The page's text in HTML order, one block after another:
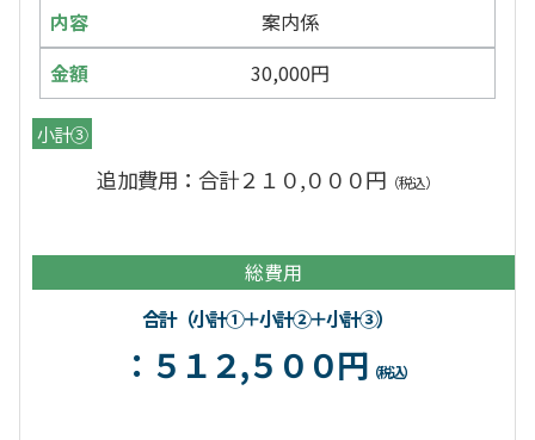
案内係
30,000円
小計③
追加費用：合計２１０,０００円 （税込）
総費用
合計（小計①＋小計②＋小計③）
：５１２,５００円 （税込）